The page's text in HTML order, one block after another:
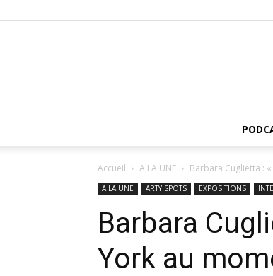
Accueil A LA UNE Barbara Cuglietta :
A LA UNE ARTY SPOTS EXPOSITIONS
Barbara
York au